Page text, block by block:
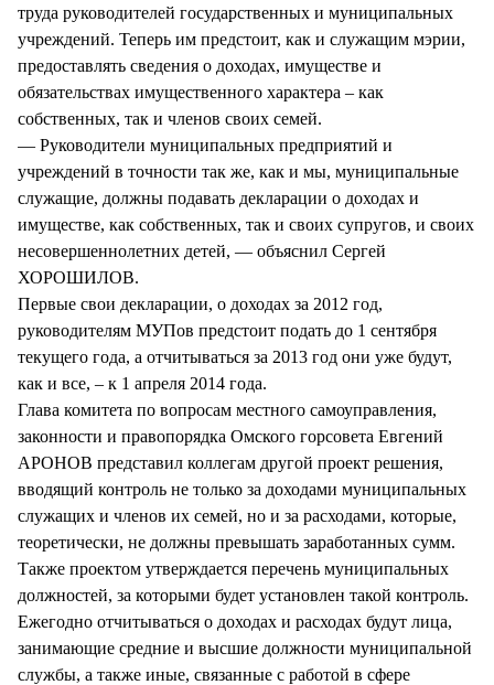
труда руководителей государственных и муниципальных
учреждений. Теперь им предстоит, как и служащим мэрии,
предоставлять сведения о доходах, имуществе и
обязательствах имущественного характера – как
собственных, так и членов своих семей.
— Руководители муниципальных предприятий и
учреждений в точности так же, как и мы, муниципальные
служащие, должны подавать декларации о доходах и
имуществе, как собственных, так и своих супругов, и своих
несовершеннолетних детей, — объяснил Сергей
ХОРОШИЛОВ.
Первые свои декларации, о доходах за 2012 год,
руководителям МУПов предстоит подать до 1 сентября
текущего года, а отчитываться за 2013 год они уже будут,
как и все, – к 1 апреля 2014 года.
Глава комитета по вопросам местного самоуправления,
законности и правопорядка Омского горсовета Евгений
АРОНОВ представил коллегам другой проект решения,
вводящий контроль не только за доходами муниципальных
служащих и членов их семей, но и за расходами, которые,
теоретически, не должны превышать заработанных сумм.
Также проектом утверждается перечень муниципальных
должностей, за которыми будет установлен такой контроль.
Ежегодно отчитываться о доходах и расходах будут лица,
занимающие средние и высшие должности муниципальной
службы, а также иные, связанные с работой в сфере